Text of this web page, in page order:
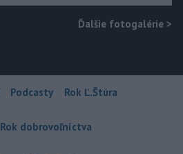
Ďalšie fotogalérie >
Podcasty Rok Ľ.Štúra
Rok dobrovoľníctva